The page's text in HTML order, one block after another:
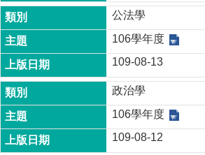
學
會
公法學
106學年度
109-08-13
政治學
106學年度
109-08-12